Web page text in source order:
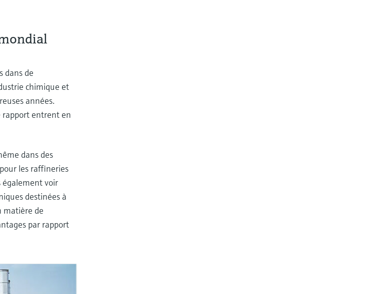
dans de
chimique et
années.
rapport entrent en
dans des
les raffineries
également voir
destinées à
matière de
par rapport